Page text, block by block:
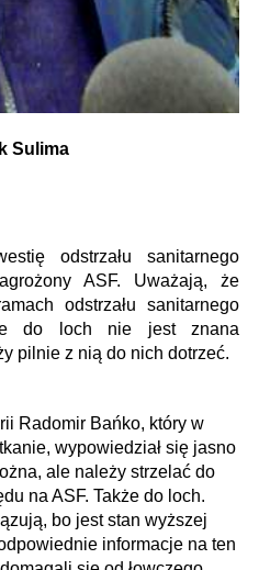
Sulima
odstrzału sanitarnego
ASF. Uważają, że
odstrzału sanitarnego
do loch nie jest znana
pilnie z nią do nich dotrzeć.
Radomir Bańko, który w
wypowiedział się jasno
ale należy strzelać do
na ASF. Także do loch.
bo jest stan wyższej
informacje na ten